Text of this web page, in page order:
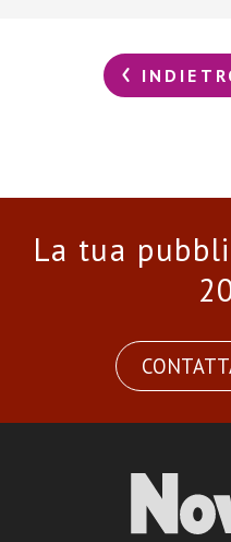
La tua